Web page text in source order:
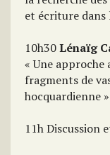
et écriture dans
10h30Lénaïg
« Une approche
fragments de
hocquardienne »
11h Discussion